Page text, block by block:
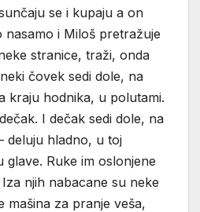
se i kupaju a on
nasamo i Miloš pretražuje
stranice, traži, onda
čovek sedi dole, na
kraju hodnika, u polutami.
I dečak sedi dole, na
deluju hladno, u toj
glave. Ruke im oslonjene
njih nabacane su neke
mašina za pranje veša,